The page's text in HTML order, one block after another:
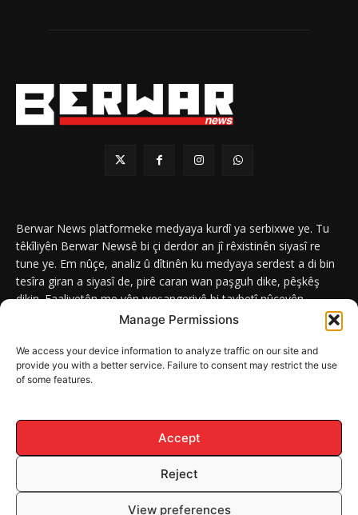
Manage Permissions
We access your device information to analyze traffic on our site and
provide you with a better service. Failure to consent may restrict the use
of some features.
Accept
Reject
View preferences
Berwar News platformeke medyaya kurdî ya serbixwe ye. Tu
têkîliyên Berwar Newsê bi çi derdor an jî rêxistinên siyasî re
tune ye. Em nûçe, analiz û dîtinên ku medyaya serdest a di bin
tesîra giran a siyasî de, pirê caran wan paşguh dike, pêşkêş
dikin. Faaliyetên me yên weşangeriyê bi taybetî nûçeyên
navneteweyî yên qeyranên siyasî û civakî û yên têkîlî kurdan e.
© Mafê Telîfê 2026, Hemû mafên naveroka malperê BERWAR NEWS